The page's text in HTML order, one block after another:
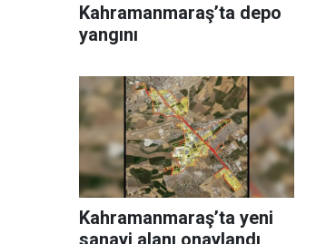
Kahramanmaraş’ta depo
yangını
Kahramanmaraş’ta yeni
sanayi alanı onaylandı